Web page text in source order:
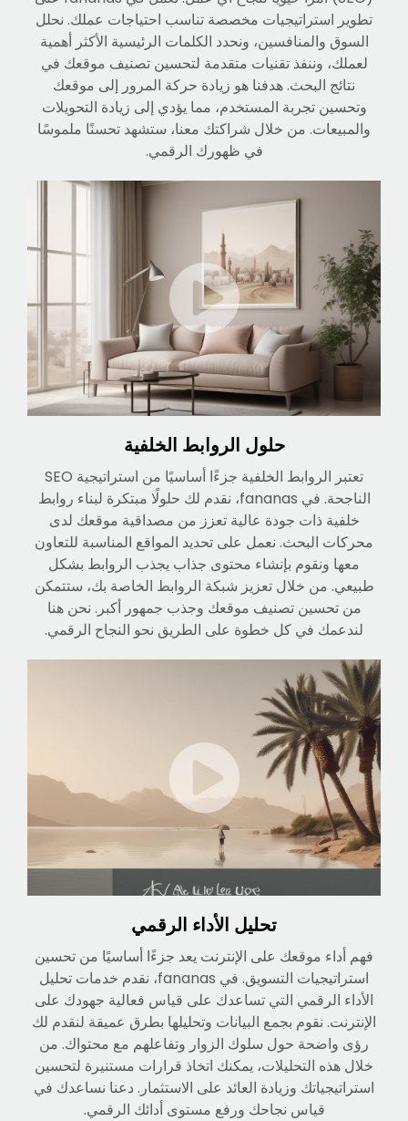
تطوير استراتيجيات مخصصة تناسب احتياجات عملك. نحلل
السوق والمنافسين، ونحدد الكلمات الرئيسية الأكثر أهمية
لعملك، وننفذ تقنيات متقدمة لتحسين تصنيف موقعك في
نتائج البحث. هدفنا هو زيادة حركة المرور إلى موقعك
وتحسين تجربة المستخدم، مما يؤدي إلى زيادة التحويلات
والمبيعات. من خلال شراكتك معنا، ستشهد تحسنًا ملموسًا
في ظهورك الرقمي.
حلول الروابط الخلفية
تعتبر الروابط الخلفية جزءًا أساسيًا من استراتيجية SEO
الناجحة. في fananas، نقدم لك حلولًا مبتكرة لبناء روابط
خلفية ذات جودة عالية تعزز من مصداقية موقعك لدى
محركات البحث. نعمل على تحديد المواقع المناسبة للتعاون
معها ونقوم بإنشاء محتوى جذاب يجذب الروابط بشكل
طبيعي. من خلال تعزيز شبكة الروابط الخاصة بك، ستتمكن
من تحسين تصنيف موقعك وجذب جمهور أكبر. نحن هنا
لندعمك في كل خطوة على الطريق نحو النجاح الرقمي.
تحليل الأداء الرقمي
فهم أداء موقعك على الإنترنت يعد جزءًا أساسيًا من تحسين
استراتيجيات التسويق. في fananas، نقدم خدمات تحليل
الأداء الرقمي التي تساعدك على قياس فعالية جهودك على
الإنترنت. نقوم بجمع البيانات وتحليلها بطرق عميقة لنقدم لك
رؤى واضحة حول سلوك الزوار وتفاعلهم مع محتواك. من
خلال هذه التحليلات، يمكنك اتخاذ قرارات مستنيرة لتحسين
استراتيجياتك وزيادة العائد على الاستثمار. دعنا نساعدك في
قياس نجاحك ورفع مستوى أدائك الرقمي.